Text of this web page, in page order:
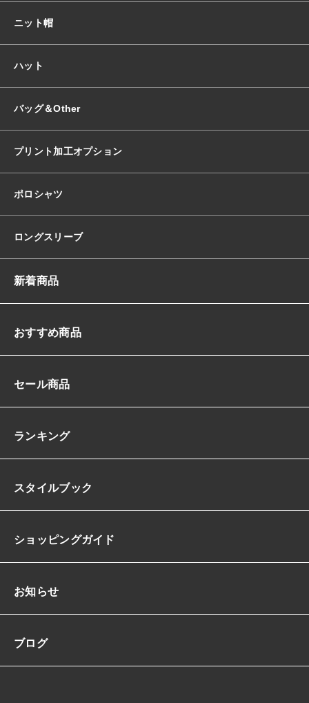
ニット帽
ハット
バッグ＆Other
プリント加工オプション
ポロシャツ
ロングスリーブ
新着商品
おすすめ商品
セール商品
ランキング
スタイルブック
ショッピングガイド
お知らせ
ブログ